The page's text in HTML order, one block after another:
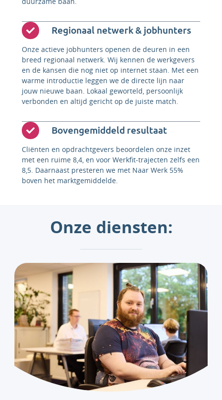
Regionaal netwerk & jobhunters
Onze actieve jobhunters openen de deuren in een
breed regionaal netwerk. Wij kennen de werkgevers
en de kansen die nog niet op internet staan. Met een
warme introductie leggen we de directe lijn naar
jouw nieuwe baan. Lokaal geworteld, persoonlijk
verbonden en altijd gericht op de juiste match.
Bovengemiddeld resultaat
Cliënten en opdrachtgevers beoordelen onze inzet
met een ruime 8,4, en voor Werkfit-trajecten zelfs een
8,5. Daarnaast presteren we met Naar Werk 55%
boven het marktgemiddelde.
Onze diensten: